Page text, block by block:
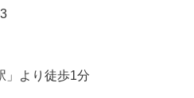
」より徒歩1分